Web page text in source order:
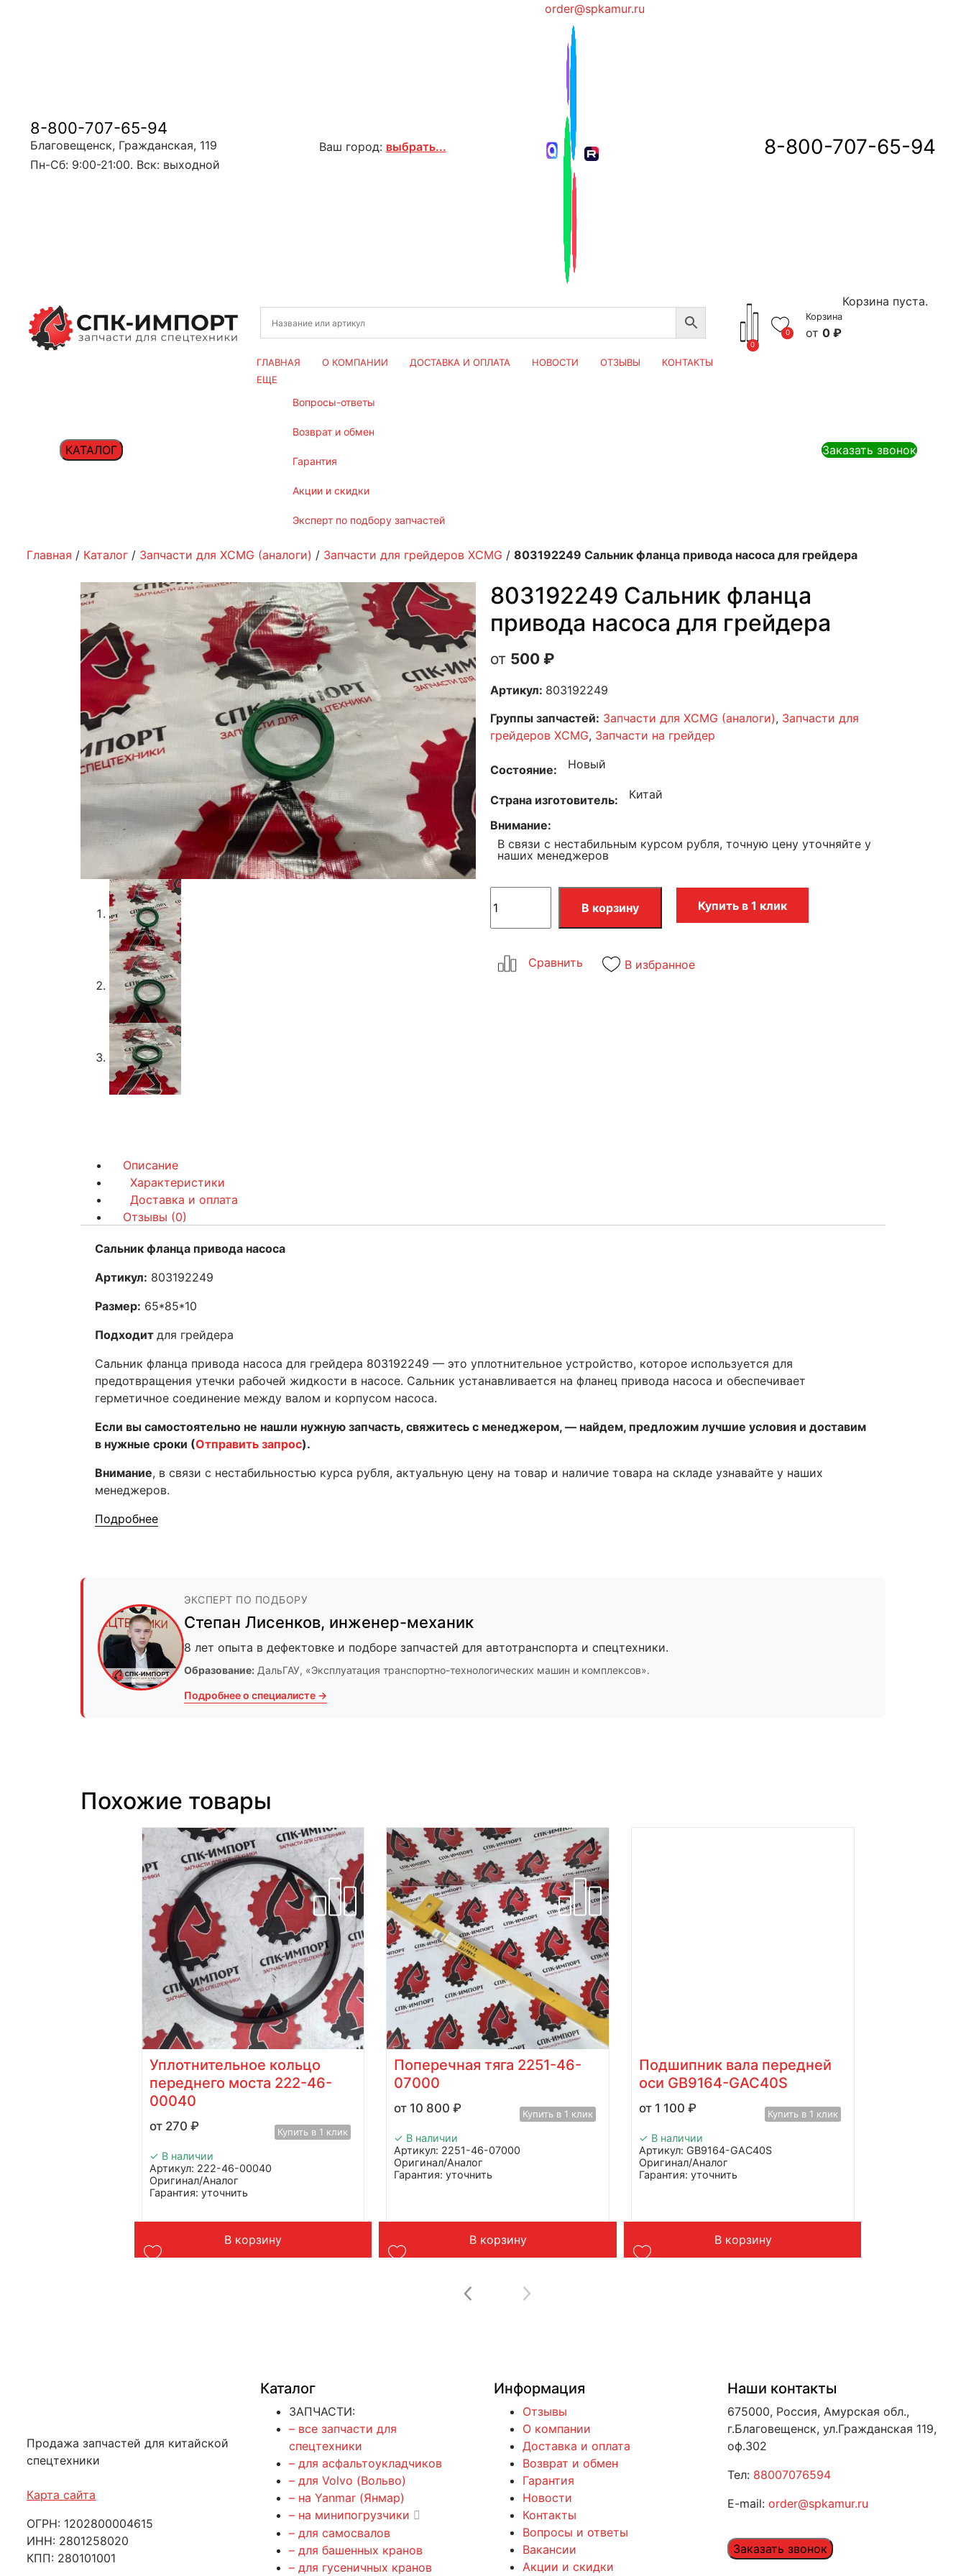
8-800-707-65-94
Благовещенск, Гражданская, 119
Пн-Сб: 9:00-21:00. Вск: выходной
Ваш город: выбрать...
order@spkamur.ru
8-800-707-65-94
0
0
Корзина
0 ₽
Корзина пуста.
КАТАЛОГ
ГЛАВНАЯ О КОМПАНИИ ДОСТАВКА И ОПЛАТА НОВОСТИ ОТЗЫВЫ
КОНТАКТЫ
ЕЩЕ
вопросы-ответы
возврат и обмен
гарантия
акции и скидки
эксперт по подбору запчастей
Заказать звонок
Главная / Каталог / Запчасти для XCMG (аналоги) / Запчасти для грейдеров XCMG / 803192249 Сальник фланца привода насоса для грейдера
803192249 Сальник фланца
привода насоса для грейдера
500 ₽
Артикул: 803192249
Группы запчастей: Запчасти для XCMG (аналоги), Запчасти для
грейдеров XCMG, Запчасти на грейдер
Состояние Новый
Страна изготовитель Китай
Внимание
В связи с нестабильным курсом рубля, точную цену уточняйте у
наших менеджеров
В корзину Купить в 1 клик
В избранное
Описание
Характеристики
Доставка и оплата
Отзывы (0)
Сальник фланца привода насоса
Артикул: 803192249
Размер: 65*85*10
Подходит для грейдера
Сальник фланца привода насоса для грейдера 803192249 — это уплотнительное устройство, которое используется для
предотвращения утечки рабочей жидкости в насосе. Сальник устанавливается на фланец привода насоса и обеспечивает
герметичное соединение между валом и корпусом насоса.
Если вы самостоятельно не нашли нужную запчасть, свяжитесь с менеджером, — найдем, предложим лучшие условия и доставим
в нужные сроки (Отправить запрос).
Внимание, в связи с нестабильностью курса рубля, актуальную цену на товар и наличие товара на складе узнавайте у наших
менеджеров.
Подробнее
ЭКСПЕРТ ПО ПОДБОРУ
Степан Лисенков, инженер-механик
8 лет опыта в дефектовке и подборе запчастей для автотранспорта и спецтехники.
Образование: ДальГАУ, «Эксплуатация транспортно-технологических машин и комплексов».
Подробнее о специалисте →
Похожие товары
Уплотнительное кольцо
переднего моста 222-46-
00040
270 ₽ Купить в 1 клик
✓ В наличии
Артикул: 222-46-00040
Оригинал/Аналог
Гарантия: уточнить
Вес: до 1 кг
В корзину
Поперечная тяга 2251-46-
07000
10 800₽ Купить в 1 клик
✓ В наличии
Артикул: 2251-46-07000
Оригинал/Аналог
Гарантия: уточнить
В корзину
Подшипник вала передней
оси GB9164-GAC40S
1 100₽ Купить в 1 клик
✓ В наличии
Артикул: GB9164-GAC40S
Оригинал/Аналог
Гарантия: уточнить
Вес: до 1 кг
В корзину
Продажа запчастей для китайской
спецтехники
Карта сайта
ОГРН: 1202800004615
ИНН: 2801258020
КПП: 280101001
Каталог
ЗАПЧАСТИ:
– все запчасти для
спецтехники
– для асфальтоукладчиков
– для Volvo (Вольво)
– на Yanmar (Янмар)
– на минипогрузчики
– для самосвалов
– для башенных кранов
– для гусеничных кранов
Информация
Отзывы
О компании
Доставка и оплата
Возврат и обмен
Гарантия
Новости
Контакты
Вопросы и ответы
Вакансии
Акции и скидки
Наши контакты
675000, Россия, Амурская обл.,
г.Благовещенск, ул.Гражданская 119,
оф.302
Тел: 88007076594
E-mail: order@spkamur.ru
Заказать звонок